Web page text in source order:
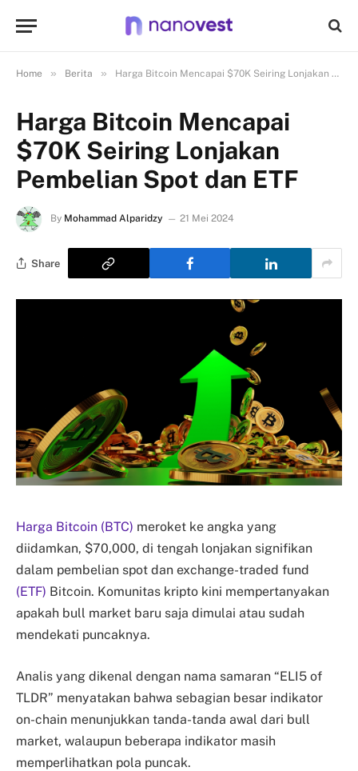
Home » Berita » Harga Bitcoin Mencapai $70K Seiring Lonjakan Pembelian Spot dan ETF
Harga Bitcoin Mencapai
$70K Seiring Lonjakan
Pembelian Spot dan ETF
By Mohammad Alparidzy 21 Mei 2024
Share
Harga Bitcoin (BTC) meroket ke angka yang
diidamkan, $70,000, di tengah lonjakan signifikan
dalam pembelian spot dan exchange-traded fund
(ETF) Bitcoin. Komunitas kripto kini mempertanyakan
apakah bull market baru saja dimulai atau sudah
mendekati puncaknya.
Analis yang dikenal dengan nama samaran “ELI5 of
TLDR” menyatakan bahwa sebagian besar indikator
on-chain menunjukkan tanda-tanda awal dari bull
market, walaupun beberapa indikator masih
memperlihatkan pola puncak.